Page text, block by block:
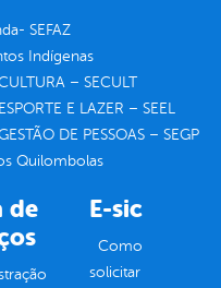
SEFAZ
Indígenas
– SECULT
E LAZER – SEEL
DE PESSOAS – SEGP
Quilombolas
de
E-sic
Como
solicitar